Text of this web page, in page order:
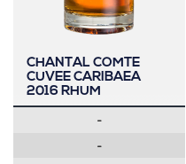
CHANTAL COMTE
CUVEE CARIBAEA
2016 RHUM
-
-